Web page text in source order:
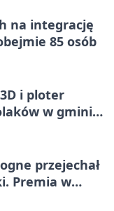
na integrację
85 osób
i ploter
w gminie
przejechał
Premia w